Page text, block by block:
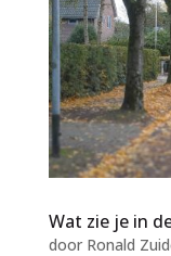
Wat zie je in
door Ronald